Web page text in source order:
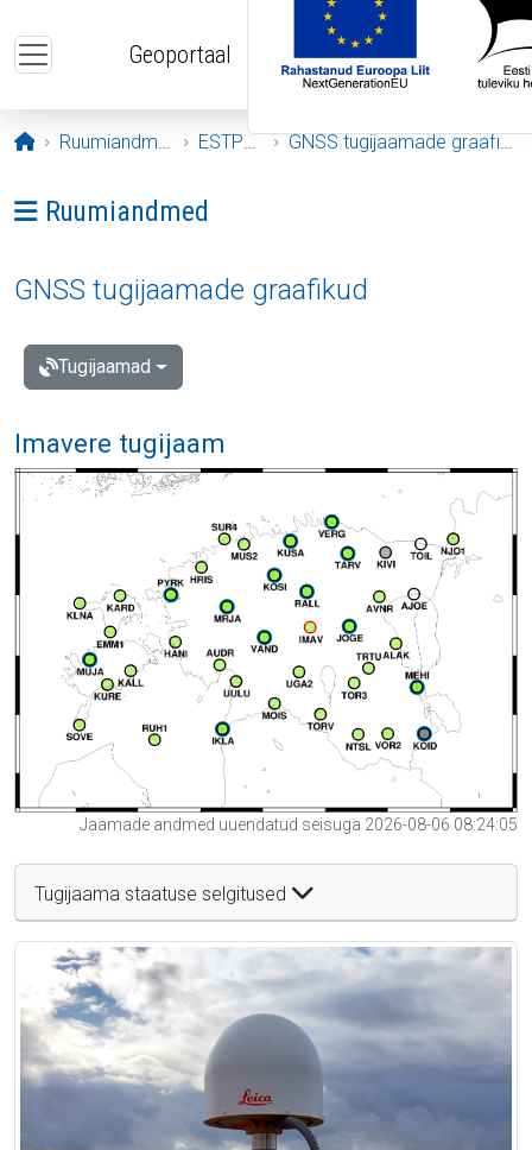
Geoportaal
Avaleht
Ruumiandmed ESTPOS GNSS tugijaamade graafikud
Ava menüü: Ruumiandmed
Ruumiandmed
GNSS tugijaamade graafikud
Tugijaamad
Imavere tugijaam
Jaamade andmed uuendatud seisuga 2026-08-06 08:24:05
Tugijaama staatuse selgitused